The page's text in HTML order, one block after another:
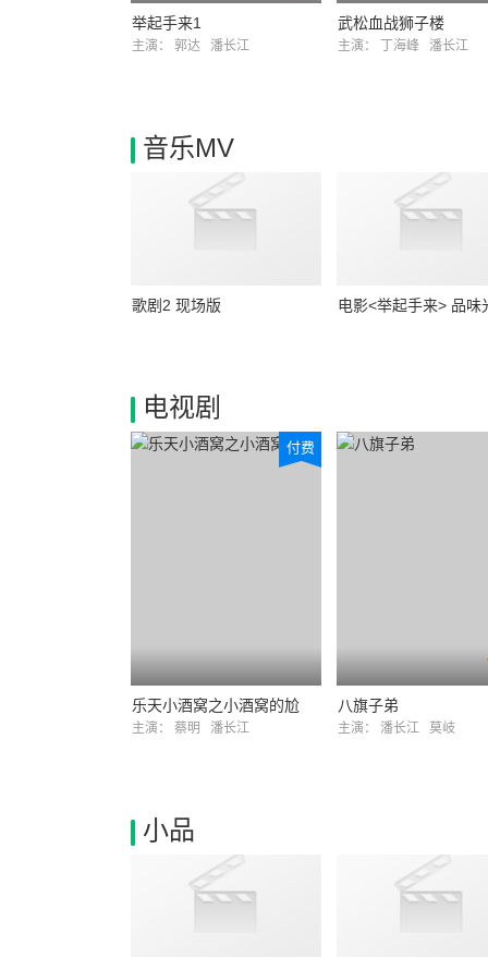
举起手来1
主演： 郭达 潘长江
武松血战狮子楼
主演： 丁海峰 潘长江
音乐MV
歌剧2 现场版
电影<举起手来> 品味
电视剧
付费
乐天小酒窝之小酒窝的尬
主演： 蔡明 潘长江
八旗子弟
主演： 潘长江 莫岐
小品